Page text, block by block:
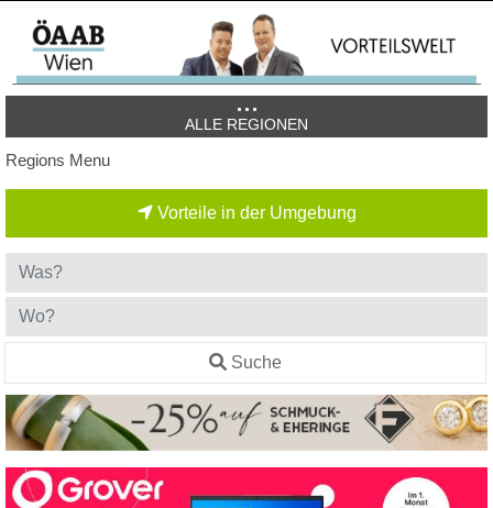
ALLE REGIONEN
Regions Menu
Vorteile in der Umgebung
Suche